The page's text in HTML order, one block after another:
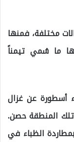
مختلفة، فمنها
ما سُمي تيمناً
أسطورة عن غزال
المنطقة حصن.
الظباء في